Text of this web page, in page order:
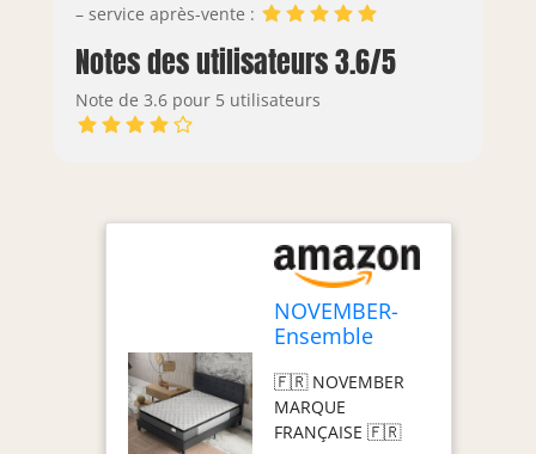
– service après-vente :
Notes des utilisateurs 3.6/5
Note de 3.6 pour 5 utilisateurs
NOVEMBER-
Ensemble
(160x200cm)-
Matelas
Elekctra
🇫🇷 NOVEMBER
MARQUE
FRANÇAISE 🇫🇷